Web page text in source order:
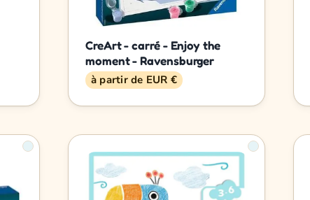
CreArt - carré - Enjoy the
moment - Ravensburger
à partir de EUR €